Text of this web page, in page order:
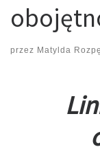
przez Matylda